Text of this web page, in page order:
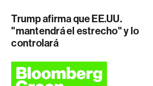
Trump afirma que EE.UU.
"mantendrá el estrecho" y lo
controlará